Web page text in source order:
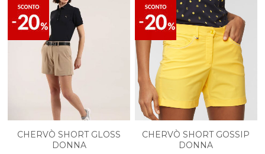
CHERVÒ SHORT GLOSS
DONNA
CHERVÒ SHORT GOSSIP
DONNA